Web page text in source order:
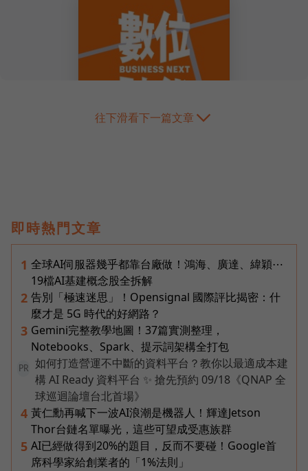
往下滑看下一篇文章
即時熱門文章
1 全球AI伺服器幾乎都靠台廠做！鴻海、廣達、緯穎⋯
19檔AI基建概念股全拆解
2 告別「極速迷思」！Opensignal 國際評比揭密：什
麼才是 5G 時代的好網路？
3 Gemini完整教學地圖！37篇實測整理，
Notebooks、Spark、提示詞架構全打包
PR
如何打造營運不中斷的資料平台？教你以最適成本建
構 AI Ready 資料平台 ✨ 搶先預約 09/18《QNAP 全
球巡迴論壇台北首場》
4 黃仁勳再喊下一波AI浪潮是機器人！輝達Jetson
Thor台鏈名單曝光，這些可望成受惠族群
5 AI已經做得到20%的題目，反而不要碰！Google首
席科學家給創業者的「1%法則」